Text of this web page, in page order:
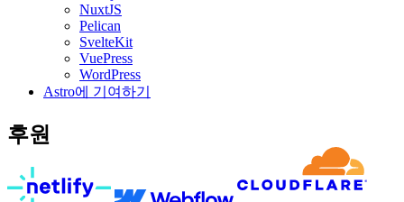
NuxtJS
Pelican
SvelteKit
VuePress
WordPress
Astro에 기여하기
후원